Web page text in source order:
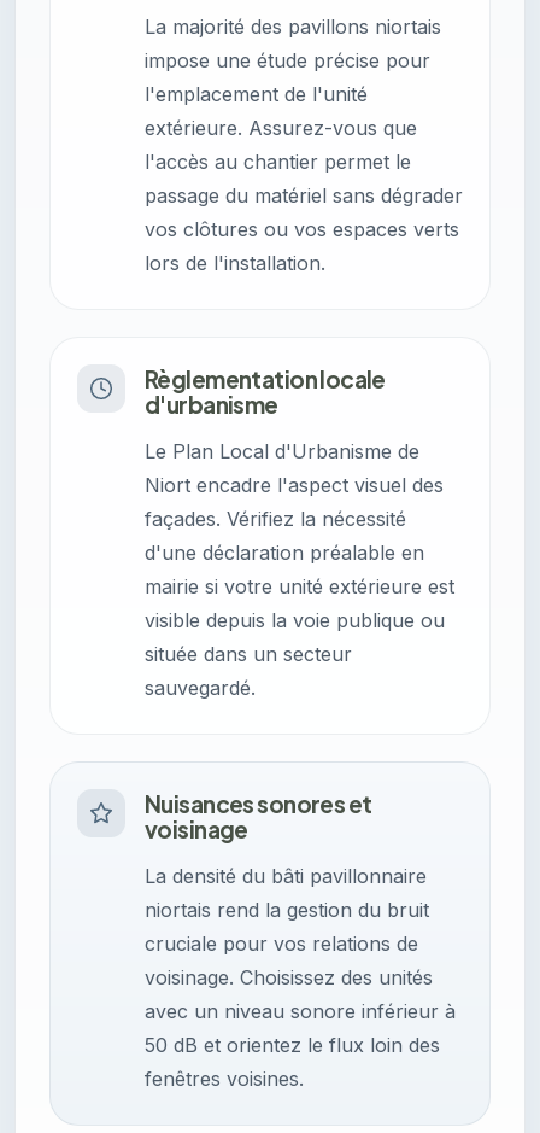
La majorité des pavillons niortais
impose une étude précise pour
l'emplacement de l'unité
extérieure. Assurez-vous que
l'accès au chantier permet le
passage du matériel sans dégrader
vos clôtures ou vos espaces verts
lors de l'installation.
Règlementation locale
d'urbanisme
Le Plan Local d'Urbanisme de
Niort encadre l'aspect visuel des
façades. Vérifiez la nécessité
d'une déclaration préalable en
mairie si votre unité extérieure est
visible depuis la voie publique ou
située dans un secteur
sauvegardé.
Nuisances sonores et
voisinage
La densité du bâti pavillonnaire
niortais rend la gestion du bruit
cruciale pour vos relations de
voisinage. Choisissez des unités
avec un niveau sonore inférieur à
50 dB et orientez le flux loin des
fenêtres voisines.